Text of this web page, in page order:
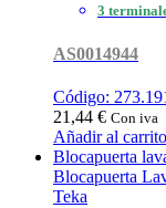
3
AS0014944
Código:
21,44 € Con iva
Añadir al carrito
Blocapuerta
Blocapuerta
Teka